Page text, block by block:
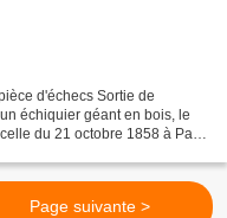
d'échecs Sortie de
échiquier géant en bois, le
du 21 octobre 1858 à Paris
Page suivante >